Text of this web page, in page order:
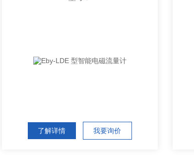
了解详情 我要询价